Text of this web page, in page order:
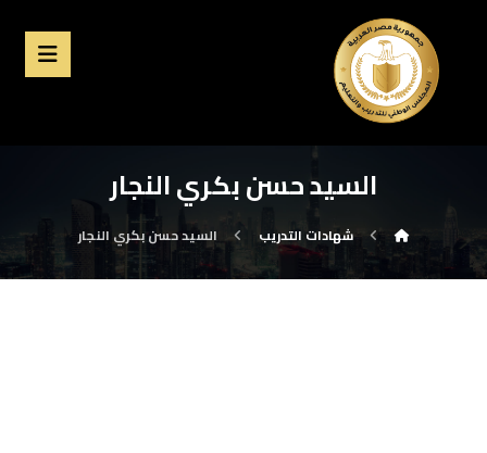
السيد حسن بكري النجار
شهادات التدريب السيد حسن بكري النجار